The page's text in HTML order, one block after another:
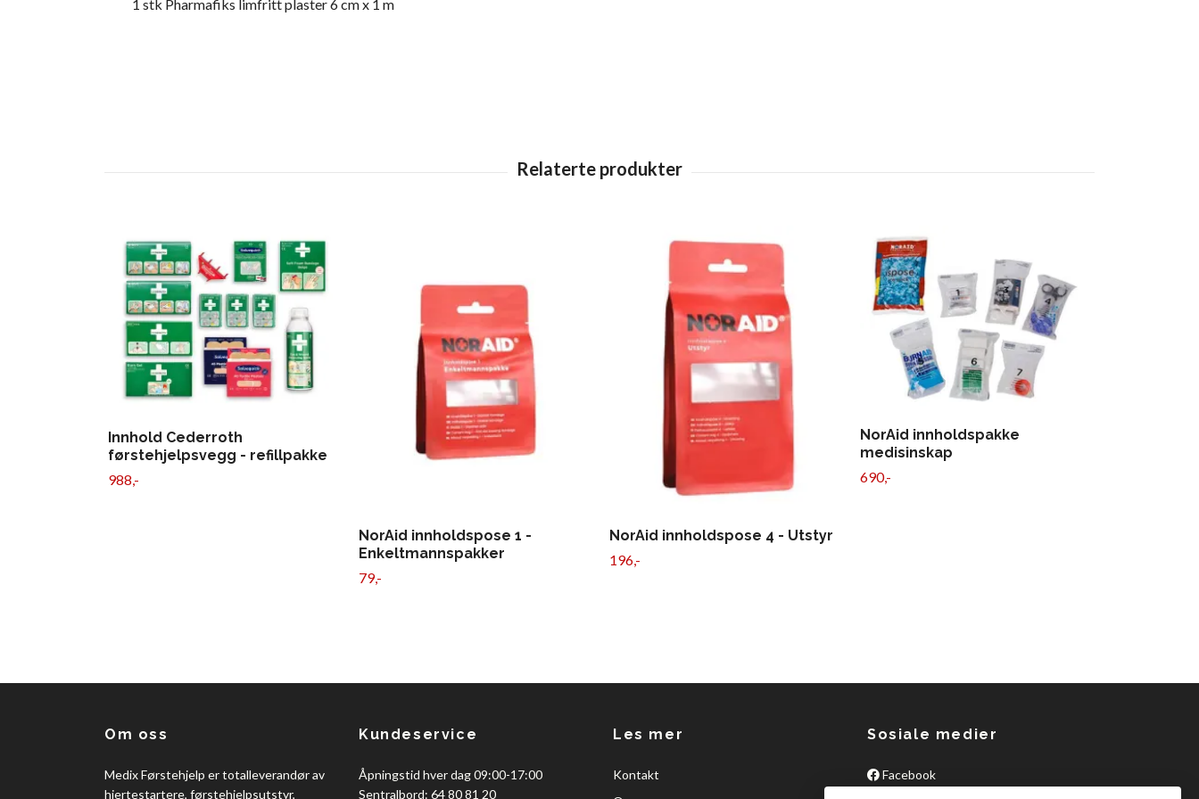
1 stk Pharmafiks limfritt plaster 6 cm x 1 m
Innhold Cederroth
førstehjelpsvegg - refillpakke
988,-
NorAid innholdspose 1 -
Enkeltmannspakker
79,-
NorAid innholdspose 4 - Utstyr
196,-
NorAid innholdspakke
medisinskap
690,-
Om oss
Medix Førstehjelp er totalleverandør av
hjertestartere, førstehjelpsutstyr,
Kundeservice
Åpningstid hver dag 09:00-17:00
Sentralbord: 64 80 81 20
Les mer
Kontakt
Sosiale medier
Facebook